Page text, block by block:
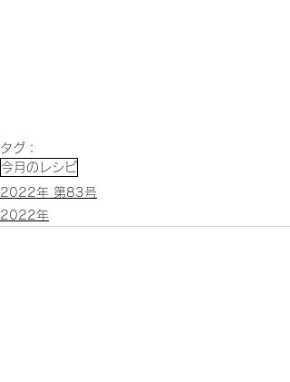
タグ：
今月のレシピ
2022年 第83号
2022年